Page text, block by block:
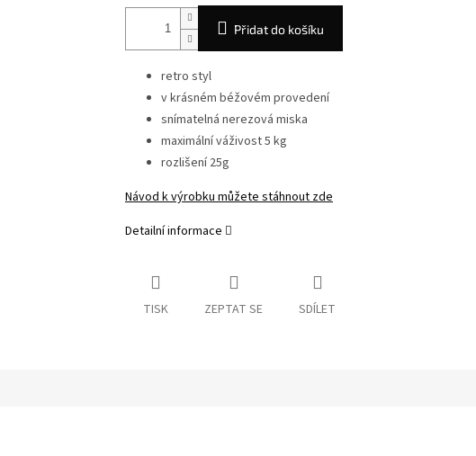
Přidat do košíku
retro styl
v krásném béžovém provedení
snímatelná nerezová miska
maximální váživost 5 kg
rozlišení 25g
Návod k výrobku můžete stáhnout zde
Detailní informace
TISK ZEPTAT SE SDÍLET